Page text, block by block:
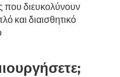
που διευκολύνουν
και διαισθητικό